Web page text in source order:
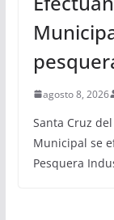
agosto 8, 2026
Santa Cruz
Municipal se
Pesquera